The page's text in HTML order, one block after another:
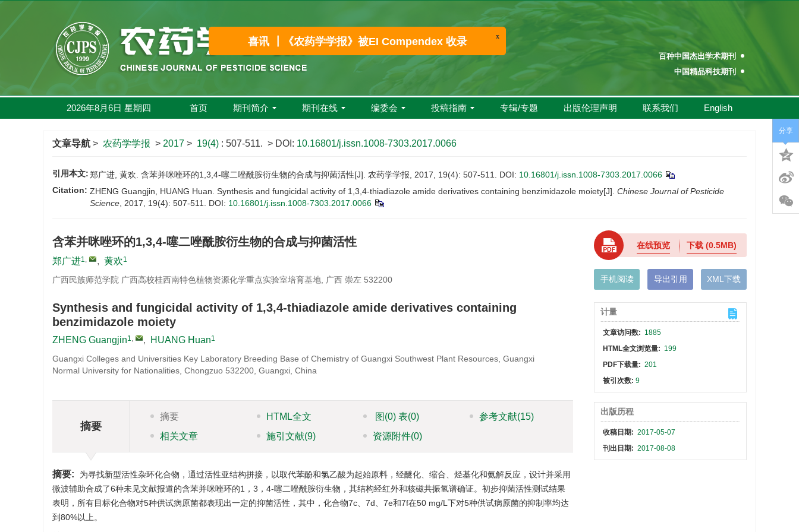
百种中国杰出学术期刊
中国精品科技期刊
中国高校百佳科技期刊
中国高校优秀学术期刊奖
中国高校科技期刊建设示范案例库百佳科技期刊
中国高校百佳科技期刊
2026年8月6日 星期四 首页 期刊简介 期刊在线 编委会 投稿指南 专辑/专题 出版伦理声明 联系我们 English
文章导航 > 农药学学报 > 2017 > 19(4) : 507-511. > DOI: 10.16801/j.issn.1008-7303.2017.0066
引用本文:郑广进, 黄欢. 含苯并咪唑环的1,3,4-噻二唑酰胺衍生物的合成与抑菌活性[J]. 农药学学报, 2017, 19(4): 507-511. DOI: 10.16801/j.issn.1008-7303.2017.0066
Citation: ZHENG Guangjin, HUANG Huan. Synthesis and fungicidal activity of 1,3,4-thiadiazole amide derivatives containing benzimidazole moiety[J]. Chinese Journal of Pesticide
Science , 2017, 19(4): 507-511. DOI: 10.16801/j.issn.1008-7303.2017.0066
含苯并咪唑环的1,3,4-噻二唑酰胺衍生物的合成与抑菌活性
郑广进1, , 黄欢1
广西民族师范学院 广西高校桂西南特色植物资源化学重点实验室培育基地, 广西 崇左 532200
Synthesis and fungicidal activity of 1,3,4-thiadiazole amide derivatives containing
benzimidazole moiety
ZHENG Guangjin1, , HUANG Huan1
Guangxi Colleges and Universities Key Laboratory Breeding Base of Chemistry of Guangxi Southwest Plant Resources, Guangxi
Normal University for Nationalities, Chongzuo 532200, Guangxi, China
摘要
摘要 HTML全文 图 (0) 表(0) 参考文献(15)
相关文章
施引文献(9) 资源附件(0)
摘要:
为寻找新型活性杂环化合物，通过活性亚结构拼接，以取代苯酚和氯乙酸为起始原料，经醚化、缩合、烃基化和氨解反应，设计并采用
微波辅助合成了6种未见文献报道的含苯并咪唑环的1，3，4-噻二唑酰胺衍生物，其结构经红外和核磁共振氢谱确证。初步抑菌活性测试结果
表明，所有目标化合物对5种供试病原菌都表现出一定的抑菌活性，其中，化合物7c、7d、7e和7f在50 mg/L下对5种供试病原菌的抑制率均达
到80%以上。
在线预览 下载(0.5MB)
手机阅读 导出引用 XML下载
计量
文章访问数: 1885
HTML全文浏览量: 199
PDF下载量: 201
被引次数:9
出版历程
收稿日期: 2017-05-07
刊出日期: 2017-08-08
分享
喜讯 ┃《农药学学报》被EI Compendex 收录